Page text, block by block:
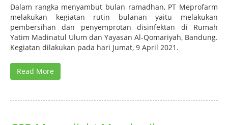
Dalam rangka menyambut bulan ramadhan, PT Meprofarm
melakukan kegiatan rutin bulanan yaitu melakukan
pembersihan dan penyemprotan disinfektan di Rumah
Yatim Madinatul Ulum dan Yayasan Al-Qomariyah, Bandung.
Kegiatan dilakukan pada hari Jumat, 9 April 2021.
Read More